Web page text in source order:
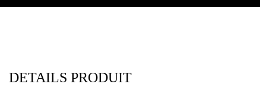
DETAILS PRODUIT